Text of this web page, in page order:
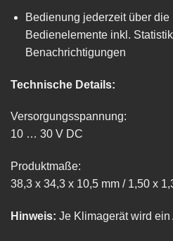
Bedienung jederzeit über
Bedienelemente inkl.
Benachrichtigungen
Technische Details:
Versorgungsspannung:
10 … 30 V DC
Produktmaße:
38,3 x 34,3 x 10,5 mm / 1,50 x
Hinweis: Je Klimagerät wird